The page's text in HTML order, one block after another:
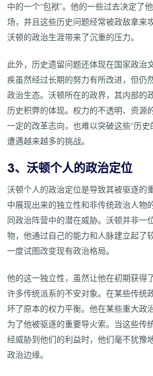
中的一个“包袱”。他的一些过去决定了
场，并且这些历史问题经常被政敌拿来
沃顿的政治生涯带来了沉重的压力。
此外，历史遗留问题还体现在国家政治
疾虽然经过长期的努力有所改进，但仍
政治生态。沃顿所在的政界，其内部的
历史积弊的体现。权力的不透明、资源
一定的改革志向，也难以突破这些“历
遭遇越来越多的挑战。
3、沃顿个人的政治定位
沃顿个人的政治定位是导致其被驱逐的
中展现出来的独立性和非传统政治人物
同政治阵营中的潜在威胁。沃顿并非一
物，他通过自己的能力和人脉建立起了
一度试图改变现有政治格局。
他的这一独立性，虽然让他在初期获得
许多传统派系的不安对象。在某些传统
坏了原本的权力平衡。他在某些重大政
为了他被驱逐的重要导火索。当这些传
经威胁到他们的利益时，他们毫不犹豫
政治边缘。